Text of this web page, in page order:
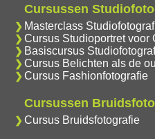
Cursussen
Masterclass
Cursus Studioportret voor
Basiscursus
Cursus Belichten als de
Cursus Fashionfotografie
Cursussen
Cursus Bruidsfotografie